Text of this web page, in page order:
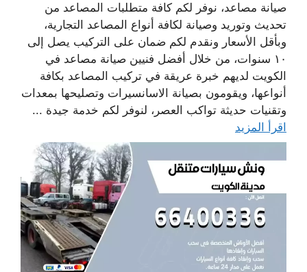
صيانة مصاعد، نوفر لكم كافة متطلبات المصاعد من
تحديث وتوريد وصيانة لكافة أنواع المصاعد التجارية،
وبأقل الأسعار ونقدم لكم ضمان على التركيب يصل إلى
١٠ سنوات، من خلال أفضل فنيين صيانة مصاعد في
الكويت لديهم خبرة عريقة في تركيب المصاعد بكافة
أنواعها، ويقومون بصيانة الاسانسيرات وتصليحها بمعدات
وتقنيات حديثة تواكب العصر، لنوفر لكم خدمة جيدة ...
اقرأ المزيد